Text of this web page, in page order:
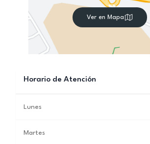
Ver en Mapa
Horario de Atención
Lunes
Martes